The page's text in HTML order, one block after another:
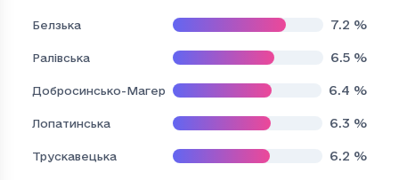
Белзька 7.2 %
Ралівська 6.5 %
Добросинсько-Магерівська 6.4 %
Лопатинська 6.3 %
Трускавецька 6.2 %